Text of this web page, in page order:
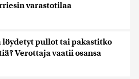
varastotilaa
löydetyt pullot tai pakastitko
Verottaja vaatii osansa